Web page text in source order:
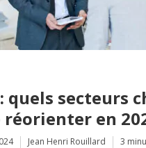
quels secteurs
réorienter en
Jean Henri Rouillard 3